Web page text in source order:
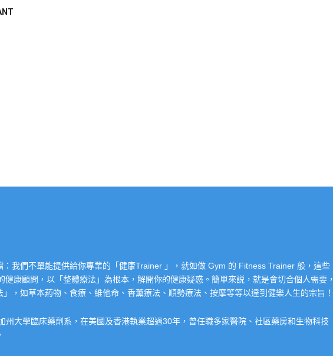
：我們不單能提供給你專業的「健康Trainer 」，就如做 Gym 的 Fitness Trainer 般，這些
健康顧問，以「整體療法」為根本，解開你的健康疑惑。簡單來説，就是會切合個人需要，
，如草本葯物、食療、維他命、香薰療法、順勢療法、按摩等等以達到健樂人生的宗旨！
州大學臨床藥劑系，在美國及香港執業超過30年，曾任職多家醫院、社區藥房和生物科技